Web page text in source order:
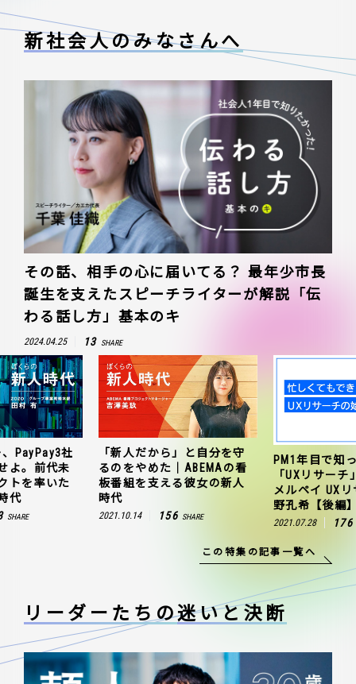
新社会人のみなさんへ
その話、相手の心に届いてる？ 最年少市長
誕生を支えたスピーチライターが解説「伝
わる話し方」基本のキ
2024.04.25 13 SHARE
PayPay3社
よ。前代未
トを率いた
代
SHARE
「新人だから」と自分を守
るのをやめた｜ABEMAの看
板番組を支える彼女の新人
時代
2021.10.14 156 SHARE
PM1年目で知
「UXリサー
メルペイ UX
野孔希【後編
2021.07.28 176
この特集の記事一覧へ
リーダーたちの迷いと決断